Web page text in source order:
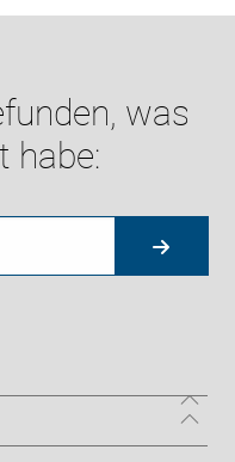
was
habe: